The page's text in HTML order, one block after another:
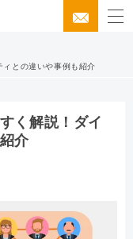
との違いや事例も紹介
く解説！ダイ
介